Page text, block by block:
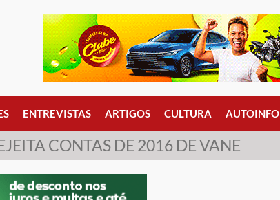
ENTREVISTAS ARTIGOS CULTURA AUTOINFO
CONTAS DE 2016 DE VANE